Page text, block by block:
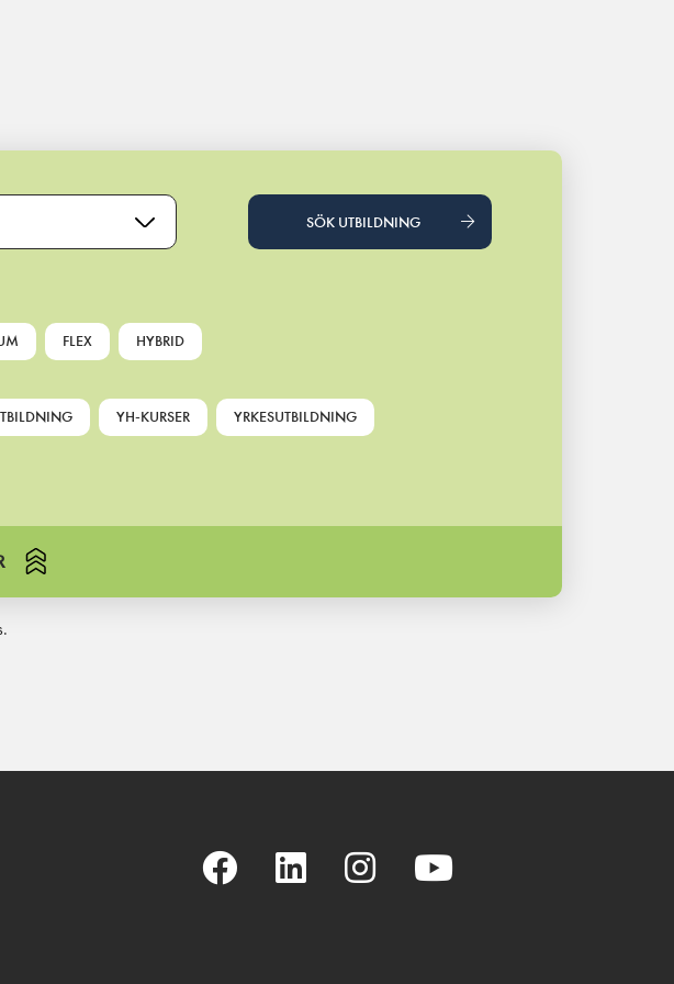
SÖK UTBILDNING
FLEX HYBRID
YH-KURSER YRKESUTBILDNING